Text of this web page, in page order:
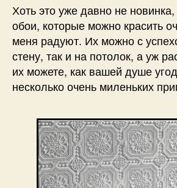
Хоть это уже давно не новинка,
обои, которые можно красить
меня радуют. Их можно с
стену, так и на потолок, а уж
их можете, как вашей душе
несколько очень миленьких